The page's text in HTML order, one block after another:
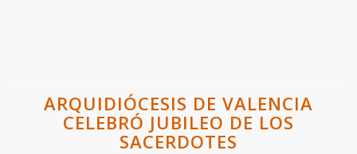
ARQUIDIÓCESIS DE VALENCIA
CELEBRÓ JUBILEO DE LOS
SACERDOTES